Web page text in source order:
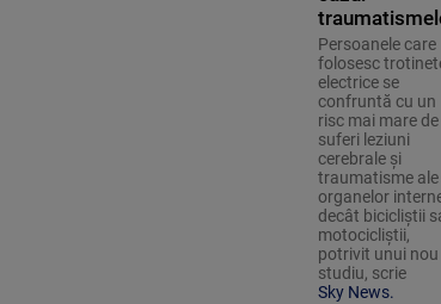
Persoanele care
folosesc
electrice se
confruntă cu un
risc mai mare de
suferi leziuni
cerebrale și
traumatisme ale
organelor
decât bicicliștii
motocicliștii,
potrivit unui nou
studiu, scrie
Sky News.